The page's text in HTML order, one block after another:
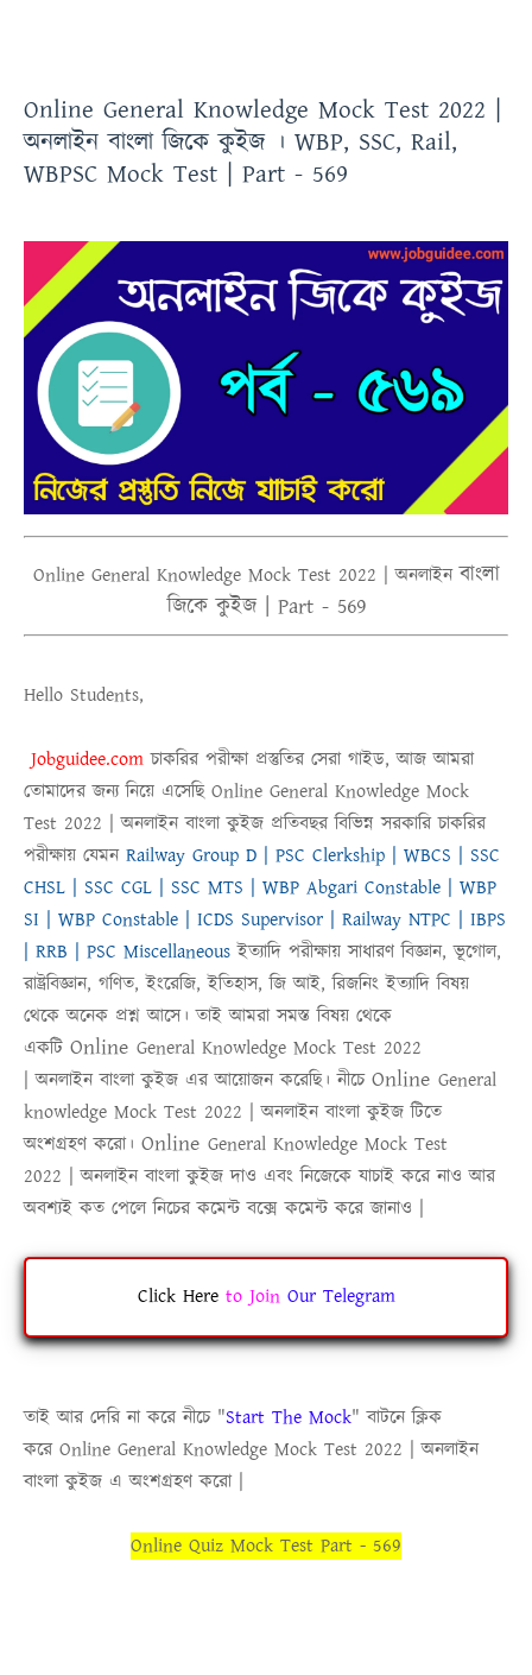
Online General Knowledge Mock Test 2022 |
অনলাইন বাংলা জিকে কুইজ । WBP, SSC, Rail,
WBPSC Mock Test | Part - 569
Online General Knowledge Mock Test 2022 |অনলাইনবাংলা
জিকে কুইজ | Part - 569
Hello Students,
Jobguidee.com চাকরির পরীক্ষা প্রস্তুতির সেরা গাইড, আজ আমরা
তোমাদের জন্য নিয়ে এসেছি Online General Knowledge Mock
Test 2022 |অনলাইনবাংলা কুইজ প্রতিবছর বিভিন্ন সরকারি চাকরির
পরীক্ষায় যেমন Railway Group D | PSC Clerkship | WBCS | SSC
CHSL | SSC CGL | SSC MTS | WBP Abgari Constable | WBP
SI | WBP Constable | ICDS Supervisor | Railway NTPC | IBPS
| RRB | PSC Miscellaneous ইত্যাদি পরীক্ষায় সাধারণ বিজ্ঞান, ভূগোল,
রাষ্ট্রবিজ্ঞান, গণিত, ইংরেজি, ইতিহাস, জি আই, রিজনিং ইত্যাদি বিষয়
থেকে অনেক প্রশ্ন আসে। তাই আমরা সমস্ত বিষয় থেকে
একটি Online General Knowledge Mock Test 2022
|অনলাইনবাংলা কুইজ এর আয়োজন করেছি। নীচে Online General
knowledge Mock Test 2022 |অনলাইন বাংলা কুইজটিতে
অংশগ্রহণ করো। Online General Knowledge Mock Test
2022 |অনলাইন বাংলা কুইজ দাও এবং নিজেকে যাচাই করে নাও আর
অবশ্যই কত পেলে নিচের কমেন্ট বক্সে কমেন্ট করে জানাও |
Click HeretoJoinOur Telegram
তাই আর দেরি না করে নীচে"Start The Mock" বাটনে ক্লিক
করে Online General Knowledge Mock Test 2022
অনলাইন
বাংলা কুইজ এ অংশগ্রহণ করো |
Online Quiz Mock Test Part - 569